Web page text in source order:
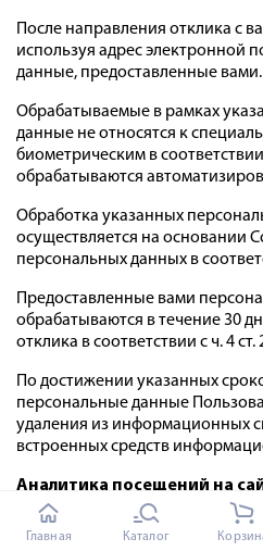
После направления отклика с
используя адрес электронной
данные, предоставленные вами.
Обрабатываемые в рамках
данные не относятся к
биометрическим в
обрабатываются
Обработка указанных
осуществляется на основании
персональных данных в
Предоставленные вами
обрабатываются в течение 30
отклика в соответствии с ч. 4
По достижении указанных
персональные данные
удаления из информационных
встроенных средств
Аналитика посещений на
Что такое c ookie-файлы?
файлы, обычно состоящие из
Главная Каталог